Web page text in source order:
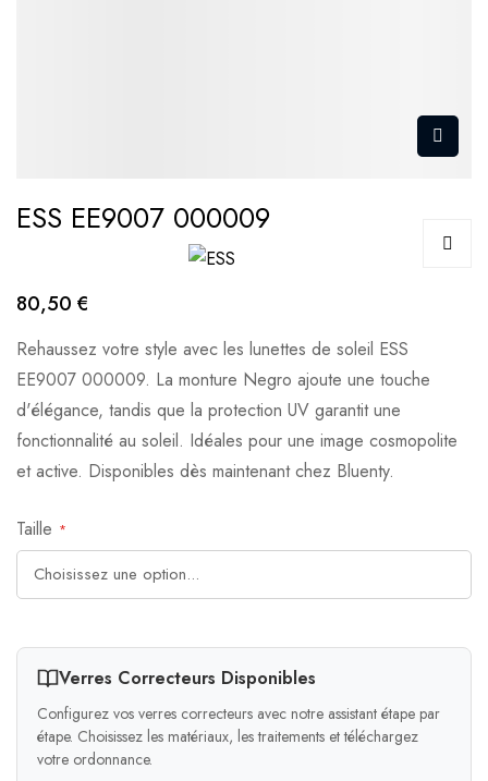
ESS EE9007 000009
80,50 €
Rehaussez votre style avec les lunettes de soleil ESS
EE9007 000009. La monture Negro ajoute une touche
d'élégance, tandis que la protection UV garantit une
fonctionnalité au soleil. Idéales pour une image cosmopolite
et active. Disponibles dès maintenant chez Bluenty.
Taille
Verres Correcteurs Disponibles
Configurez vos verres correcteurs avec notre assistant étape par
étape. Choisissez les matériaux, les traitements et téléchargez
votre ordonnance.